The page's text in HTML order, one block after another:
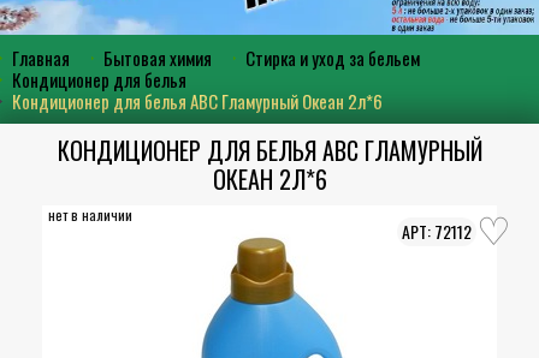
Главная Бытовая химия
Стирка и уход за бельем
Кондиционер для белья
Кондиционер для белья АВС Гламурный Океан 2л*6
КОНДИЦИОНЕР ДЛЯ БЕЛЬЯ АВС ГЛАМУРНЫЙ
ОКЕАН 2Л*6
нет в наличии
72112